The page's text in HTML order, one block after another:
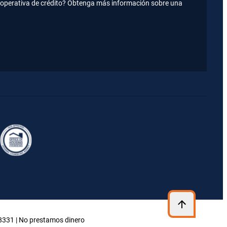
de crédito? Obtenga más información sobre una
| No prestamos dinero